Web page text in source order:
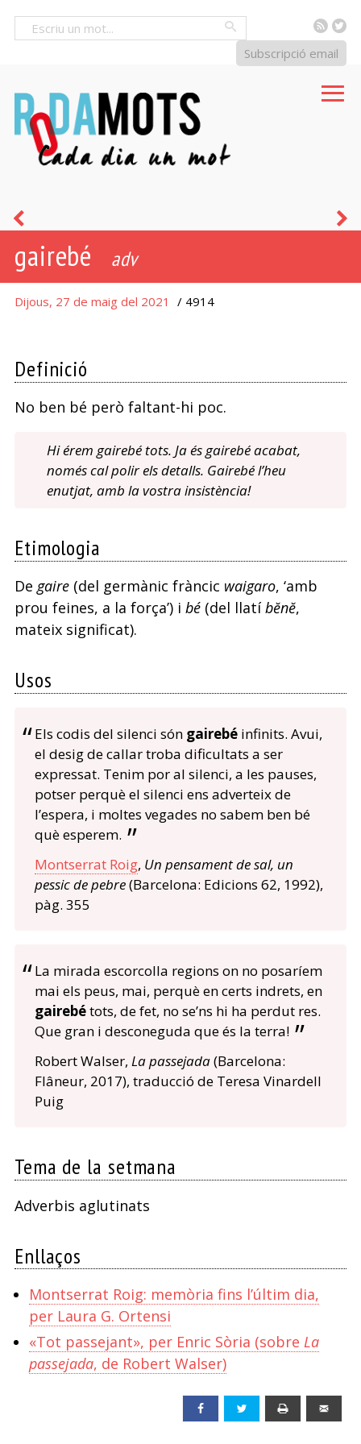
RSS
Subscripció email
gairebé adv
Dijous, 27 de maig del 2021 / 4914
Definició
No ben bé però faltant-hi poc.
Hi érem gairebé tots. Ja és gairebé acabat,
només cal polir els detalls. Gairebé l’heu
enutjat, amb la vostra insistència!
Etimologia
De gaire(del germànic fràncic waigaro, ‘amb
prou feines, a la força’) i bé(del llatíbĕnĕ,
mateix significat).
Usos
Els codis del silenci són gairebé infinits. Avui,
el desig de callar troba dificultats a ser
expressat. Tenim por al silenci, a les pauses,
potser perquè el silenci ens adverteix de
l’espera, i moltes vegades no sabem ben bé
què esperem.
Montserrat Roig, Un pensament de sal, un
pessic de pebre(Barcelona: Edicions 62, 1992),
pàg. 355
La mirada escorcolla regions on no posaríem
mai els peus, mai, perquè en certs indrets, en
gairebétots, de fet, no se’ns hi ha perdut res.
Que gran i desconeguda que és la terra!
Robert Walser, La passejada(Barcelona:
Flâneur, 2017), traducció de Teresa Vinardell
Puig
Tema de la setmana
Adverbis aglutinats
Enllaços
Montserrat Roig: memòria fins l’últim dia,
per Laura G. Ortensi
«Tot passejant», per Enric Sòria (sobre La
passejada, de Robert Walser)
Facebook Twitter
onsevulga